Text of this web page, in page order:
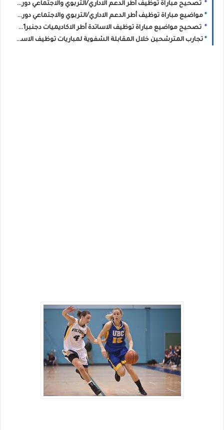
تصحيح مباراة توظيف أطر الدعم الاداري/التربوي والاجتماعي دورة دجنبر2021
مواضيع مباراة توظيف أطر الدعم الاداري/التربوي والاجتماعي دورة دجنبر2021
تصحيح مواضيع مباراة توظيف الاساتدة أطر الاكاديميات دجنبر2021 السلك الثانوي
تجارب المترشحين خلال المقابلة الشفوية لمباريات توظيف الاساتدة أطر الاكاديميات